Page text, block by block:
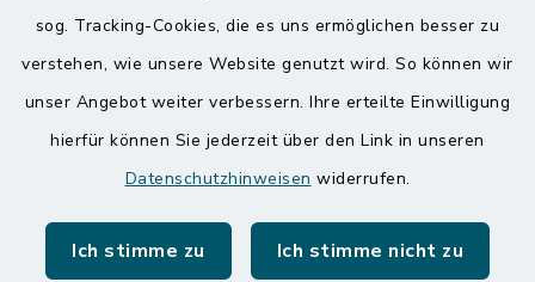
sog. Tracking-Cookies, die es uns ermöglichen besser zu
verstehen, wie unsere Website genutzt wird. So können wir
unser Angebot weiter verbessern. Ihre erteilte Einwilligung
hierfür können Sie jederzeit über den Link in unseren
Datenschutzhinweisen widerrufen.
Ich stimme zu Ich stimme nicht zu
Nationalpark Wattenmeer
Kontakt
Barrierefreiheit